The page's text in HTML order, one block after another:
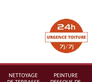
NETTOYAGE
PEINTURE